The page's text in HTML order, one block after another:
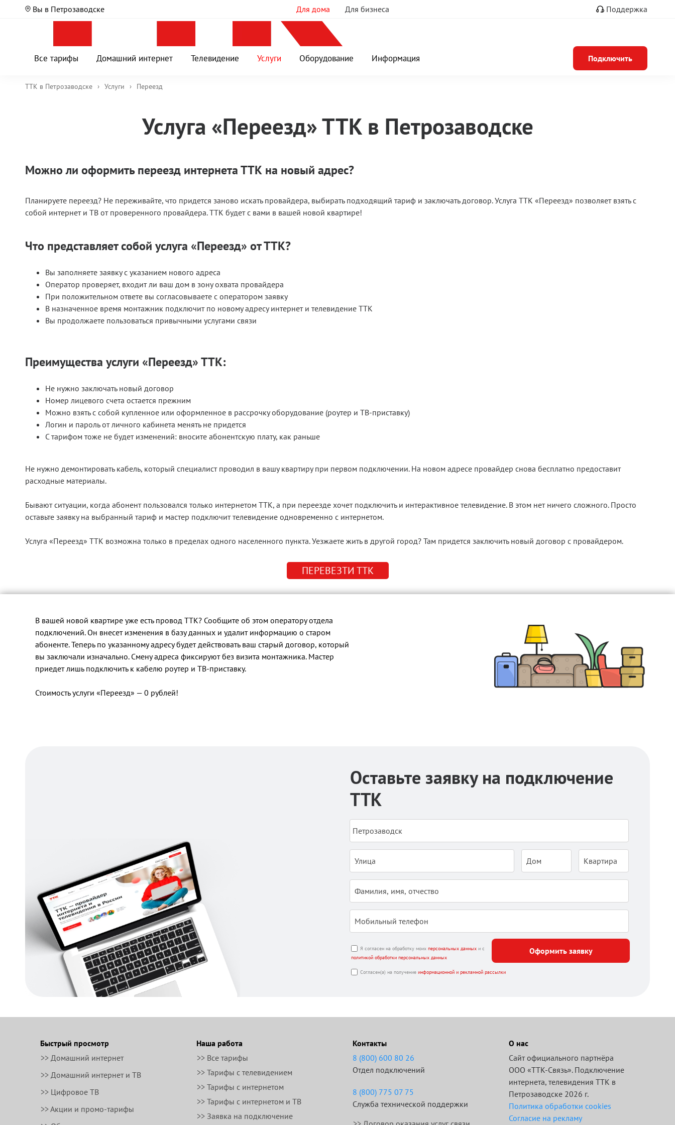
Вы в Петрозаводске Для дома Для бизнеса Поддержка
Все тарифы Домашний интернет Телевидение Услуги Оборудование Информация Подключить
ТТК в Петрозаводске › Услуги › Переезд
Услуга «Переезд» ТТК в Петрозаводске
Можно ли оформить переезд интернета ТТК на новый адрес?
Планируете переезд? Не переживайте, что придется заново искать провайдера, выбирать подходящий тариф и заключать договор. Услуга ТТК «Переезд» позволяет взять с
собой интернет и ТВ от проверенного провайдера. ТТК будет с вами в вашей новой квартире!
Что представляет собой услуга «Переезд» от ТТК?
Вы заполняете заявку с указанием нового адреса
Оператор проверяет, входит ли ваш дом в зону охвата провайдера
При положительном ответе вы согласовываете с оператором заявку
В назначенное время монтажник подключит по новому адресу интернет и телевидение ТТК
Вы продолжаете пользоваться привычными услугами связи
Преимущества услуги «Переезд» ТТК:
Не нужно заключать новый договор
Номер лицевого счета остается прежним
Можно взять с собой купленное или оформленное в рассрочку оборудование (роутер и ТВ-приставку)
Логин и пароль от личного кабинета менять не придется
С тарифом тоже не будет изменений: вносите абонентскую плату, как раньше
Не нужно демонтировать кабель, который специалист проводил в вашу квартиру при первом подключении. На новом адресе провайдер снова бесплатно предоставит
расходные материалы.
Бывают ситуации, когда абонент пользовался только интернетом ТТК, а при переезде хочет подключить и интерактивное телевидение. В этом нет ничего сложного. Просто
оставьте заявку на выбранный тариф и мастер подключит телевидение одновременно с интернетом.
Услуга «Переезд» ТТК возможна только в пределах одного населенного пункта. Уезжаете жить в другой город? Там придется заключить новый договор с провайдером.
ПЕРЕВЕЗТИ ТТК
В вашей новой квартире уже есть провод ТТК? Сообщите об этом оператору отдела
подключений. Он внесет изменения в базу данных и удалит информацию о старом
абоненте. Теперь по указанному адресу будет действовать ваш старый договор, который
вы заключали изначально. Смену адреса фиксируют без визита монтажника. Мастер
приедет лишь подключить к кабелю роутер и ТВ‑приставку.
Стоимость услуги «Переезд» — 0 рублей!
Оставьте заявку на подключение
ТТК
Я согласен на обработку моих персональных данных и с
политикой обработки персональных данных
Оформить заявку
Согласен(а) на получение информационной и рекламной рассылки
Быстрый просмотр
>> Домашний интернет
>> Домашний интернет и ТВ
>> Цифровое ТВ
>> Акции и промо-тарифы
Наша работа
>> Все тарифы
>> Тарифы с телевидением
>> Тарифы с интернетом
>> Тарифы с интернетом и ТВ
>> Заявка на подключение
Контакты
8 (800) 600 80 26
Отдел подключений
8 (800) 775 07 75
Служба технической поддержки
О нас
Сайт официального партнёра
ООО «ТТК-Связь». Подключение
интернета, телевидения ТТК в
Петрозаводске 2026 г.
Политика обработки cookies
Согласие на рекламу